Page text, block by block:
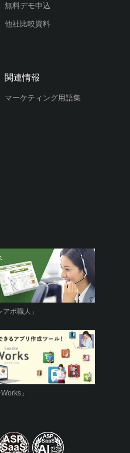
ポ職人」
」
無料デモ申込
他社比較資料
関連情報
マーケティング用語集